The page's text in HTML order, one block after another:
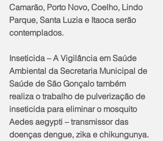
Camarão, Porto Novo, Coelho, Lindo
Parque, Santa Luzia e Itaoca serão
contemplados.
Inseticida – A Vigilância em Saúde
Ambiental da Secretaria Municipal de
Saúde de São Gonçalo também
realiza o trabalho de pulverização de
inseticida para eliminar o mosquito
Aedes aegypti – transmissor das
doenças dengue, zika e chikungunya.